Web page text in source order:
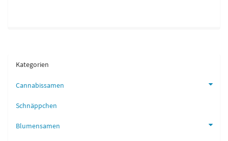
Kategorien
Cannabissamen
Schnäppchen
Blumensamen